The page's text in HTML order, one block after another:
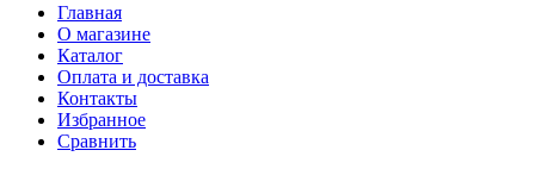
Главная
О магазине
Каталог
Оплата и доставка
Контакты
Избранное
Сравнить